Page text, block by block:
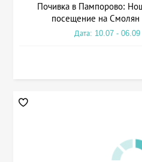
Почивка в Пампорово:
посещение на Смолян
Дата: 10.07 -